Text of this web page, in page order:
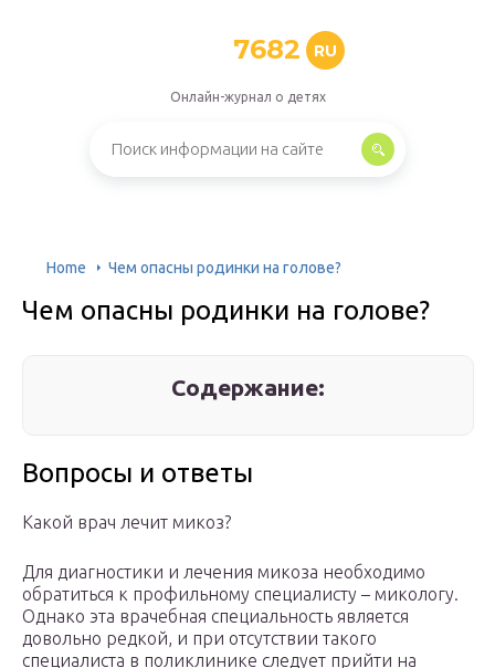
7682 RU
Онлайн-журнал о детях
Home Чем опасны родинки на голове?
Чем опасны родинки на голове?
Содержание:
Вопросы и ответы
Какой врач лечит микоз?
Для диагностики и лечения микоза необходимо
обратиться к профильному специалисту – микологу.
Однако эта врачебная специальность является
довольно редкой, и при отсутствии такого
специалиста в поликлинике следует прийти на